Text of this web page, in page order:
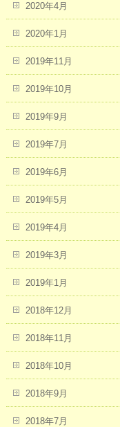
2020年4月
2020年1月
2019年11月
2019年10月
2019年9月
2019年7月
2019年6月
2019年5月
2019年4月
2019年3月
2019年1月
2018年12月
2018年11月
2018年10月
2018年9月
2018年7月